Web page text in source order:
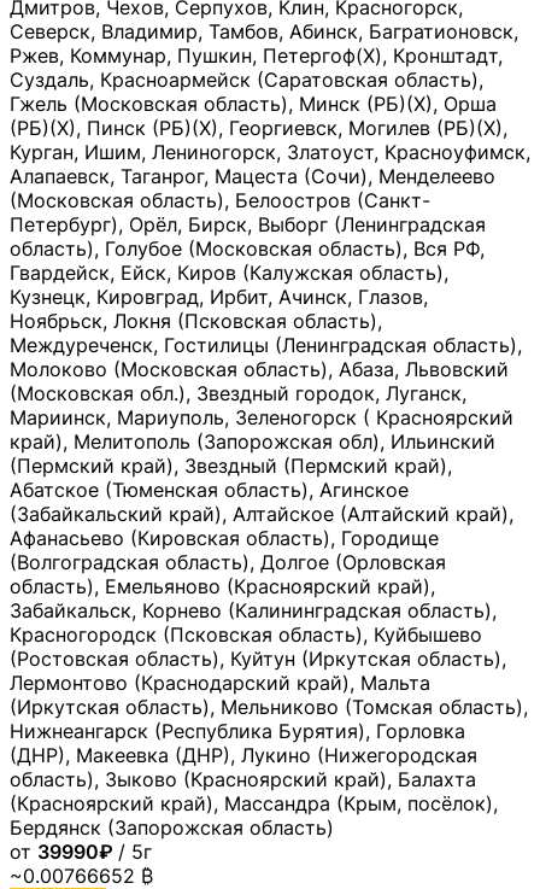
Дмитров, Чехов, Серпухов, Клин, Красногорск,
Северск, Владимир, Тамбов, Абинск, Багратионовск,
Ржев, Коммунар, Пушкин, Петергоф(Х), Кронштадт,
Суздаль, Красноармейск (Саратовская область),
Гжель (Московская область), Минск (РБ)(Х), Орша
(РБ)(Х), Пинск (РБ)(Х), Георгиевск, Могилев (РБ)(Х),
Курган, Ишим, Лениногорск, Златоуст, Красноуфимск,
Алапаевск, Таганрог, Мацеста (Сочи), Менделеево
(Московская область), Белоостров (Санкт-
Петербург), Орёл, Бирск, Выборг (Ленинградская
область), Голубое (Московская область), Вся РФ,
Гвардейск, Ейск, Киров (Калужская область),
Кузнецк, Кировград, Ирбит, Ачинск, Глазов,
Ноябрьск, Локня (Псковская область),
Междуреченск, Гостилицы (Ленинградская область),
Молоково (Московская область), Абаза, Львовский
(Московская обл.), Звездный городок, Луганск,
Мариинск, Мариуполь, Зеленогорск ( Красноярский
край), Мелитополь (Запорожская обл), Ильинский
(Пермский край), Звездный (Пермский край),
Абатское (Тюменская область), Агинское
(Забайкальский край), Алтайское (Алтайский край),
Афанасьево (Кировская область), Городище
(Волгоградская область), Долгое (Орловская
область), Емельяново (Красноярский край),
Забайкальск, Корнево (Калининградская область),
Красногородск (Псковская область), Куйбышево
(Ростовская область), Куйтун (Иркутская область),
Лермонтово (Краснодарский край), Мальта
(Иркутская область), Мельниково (Томская область),
Нижнеангарск (Республика Бурятия), Горловка
(ДНР), Макеевка (ДНР), Лукино (Нижегородская
область), Зыково (Красноярский край), Балахта
(Красноярский край), Массандра (Крым, посёлок),
Бердянск (Запорожская область)
от 39990₽ / 5г
~0.00766652 ₿